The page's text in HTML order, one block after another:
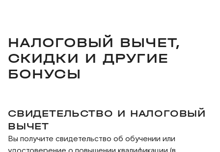
НАЛОГОВЫЙ ВЫЧЕТ,
СКИДКИ И ДРУГИЕ
БОНУСЫ
СВИДЕТЕЛЬСТВО И НАЛОГОВЫЙ
ВЫЧЕТ
Вы получите свидетельство об обучении или